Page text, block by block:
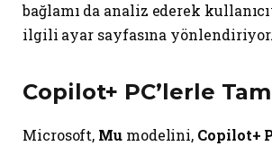
bağlamı da analiz ederek
ilgili ayar sayfasına yönlendiriyor.
Copilot+ PC’lerle
Microsoft, Mumodelini, Copilot+